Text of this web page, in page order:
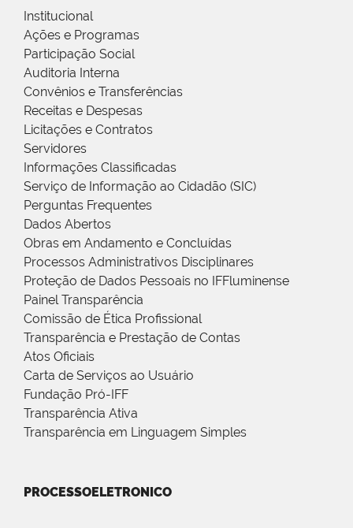
Institucional
Ações e Programas
Participação Social
Auditoria Interna
Convênios e Transferências
Receitas e Despesas
Licitações e Contratos
Servidores
Informações Classificadas
Serviço de Informação ao Cidadão (SIC)
Perguntas Frequentes
Dados Abertos
Obras em Andamento e Concluídas
Processos Administrativos Disciplinares
Proteção de Dados Pessoais no IFFluminense
Painel Transparência
Comissão de Ética Profissional
Transparência e Prestação de Contas
Atos Oficiais
Carta de Serviços ao Usuário
Fundação Pró-IFF
Transparência Ativa
Transparência em Linguagem Simples
PROCESSOELETRONICO